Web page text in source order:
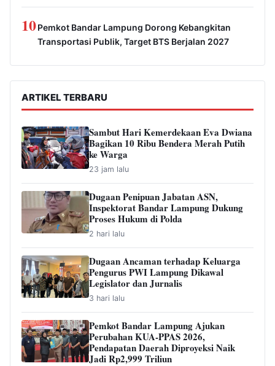
10Pemkot Bandar Lampung Dorong Kebangkitan
Transportasi Publik, Target BTS Berjalan 2027
ARTIKEL TERBARU
Sambut Hari Kemerdekaan Eva Dwiana
Bagikan 10 Ribu Bendera Merah Putih
ke Warga
23 jam lalu
Dugaan Penipuan Jabatan ASN,
Inspektorat Bandar Lampung Dukung
Proses Hukum di Polda
2 hari lalu
Dugaan Ancaman terhadap Keluarga
Pengurus PWI Lampung Dikawal
Legislator dan Jurnalis
3 hari lalu
Pemkot Bandar Lampung Ajukan
Perubahan KUA-PPAS 2026,
Pendapatan Daerah Diproyeksi Naik
Jadi Rp2,999 Triliun